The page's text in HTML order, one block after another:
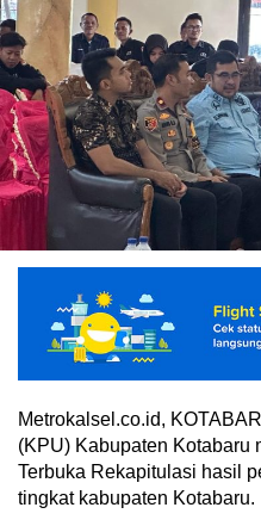
Metrokalsel.co.id,
(KPU) Kabupaten Kotabaru
Terbuka Rekapitulasi hasil
tingkat kabupaten Kotabaru.